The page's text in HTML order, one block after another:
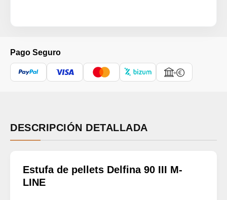
Pago Seguro
DESCRIPCIÓN DETALLADA
Estufa de pellets Delfina 90 III M-
LINE